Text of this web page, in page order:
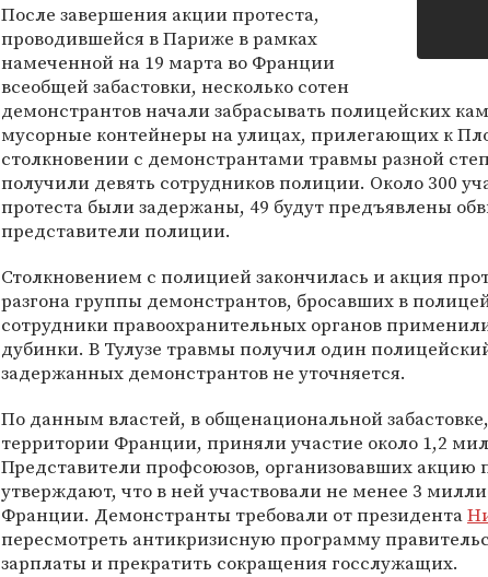
После завершения акции протеста,
проводившейся в Париже в рамках
намеченной на 19 марта во Франции
всеобщей забастовки, несколько сотен
демонстрантов начали забрасывать полицейских
мусорные контейнеры на улицах, прилегающих к
столкновении с демонстрантами травмы разной
получили девять сотрудников полиции. Около 300
протеста были задержаны, 49 будут предъявлены
представители полиции.
Столкновением с полицией закончилась и акция
разгона группы демонстрантов, бросавших в
сотрудники правоохранительных органов
дубинки. В Тулузе травмы получил один
задержанных демонстрантов не уточняется.
По данным властей, в общенациональной
территории Франции, приняли участие около 1,2
Представители профсоюзов, организовавших акцию
утверждают, что в ней участвовали не менее 3
Франции. Демонстранты требовали от президента
пересмотреть антикризисную программу
зарплаты и прекратить сокращения госслужащих.